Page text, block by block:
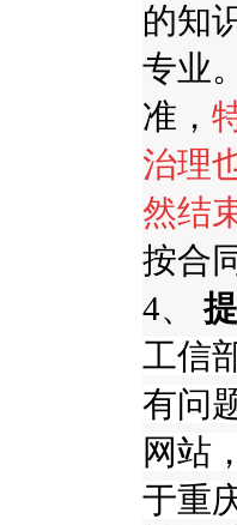
的知
专业
准，
治理
然结
按合
4、
工信
有问
网站
于重